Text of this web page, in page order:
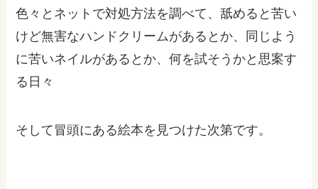
色々とネットで対処方法を調べて、舐めると苦い
けど無害なハンドクリームがあるとか、同じよう
に苦いネイルがあるとか、何を試そうかと思案す
る日々
そして冒頭にある絵本を見つけた次第です。